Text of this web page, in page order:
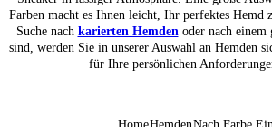
Farben macht es Ihnen leicht, Ihr perfektes Hemd
Suche nach karierten Hemdenoder nach einem
sind, werden Sie in unserer Auswahl an Hemden
für Ihre persönlichen